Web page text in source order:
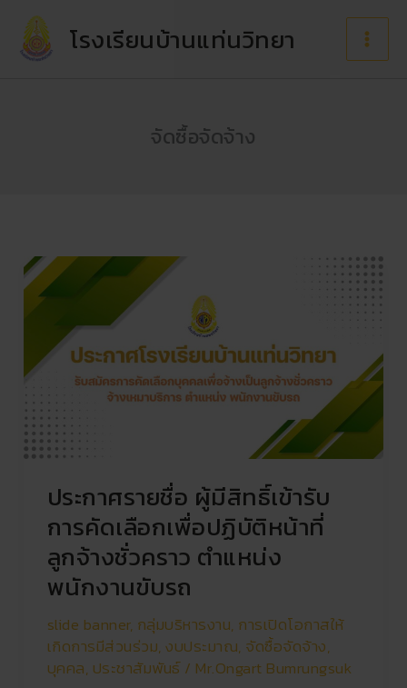
content
โรงเรียนบ้านแท่นวิทยา
จัดซื้อจัดจ้าง
ประกาศรายชื่อ ผู้มีสิทธิ์เข้ารับ
การคัดเลือกเพื่อปฏิบัติหน้าที่
ลูกจ้างชั่วคราว ตำแหน่ง
พนักงานขับรถ
slide banner, กลุ่มบริหารงาน, การเปิดโอกาสให้
เกิดการมีส่วนร่วม,งบประมาณ, จัดซื้อจัดจ้าง,
บุคคล, ประชาสัมพันธ์/ Mr.Ongart Bumrungsuk
ประกาศ
ราย
มี
รับ
การ
เลือก
ปฏิบัติ
หน้าที่
ลูกจ้าง
ตำแหน่ง
พนักงาน
ขับ